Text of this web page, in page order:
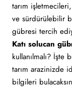
tarım
ve sürdürülebilir
gübresi tercih
Katı solucan
kullanılmalı?
tarım arazinizde
bilgileri